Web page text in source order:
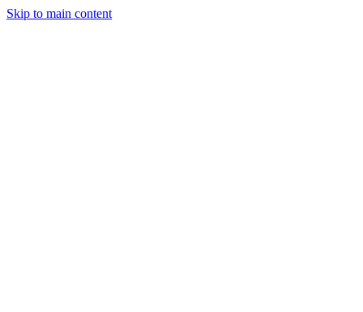
Skip to main content